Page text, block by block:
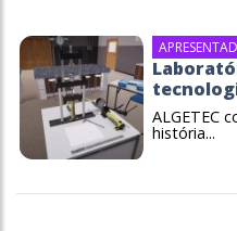
ALGETEC
história...